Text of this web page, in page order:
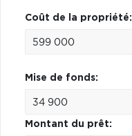
Coût de la propriété:
Mise de fonds:
Montant du prêt: